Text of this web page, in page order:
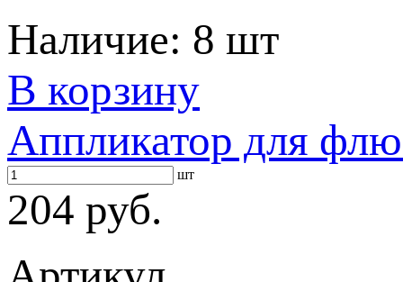
Наличие: 8 шт
В корзину
Аппликатор для
шт
204 руб.